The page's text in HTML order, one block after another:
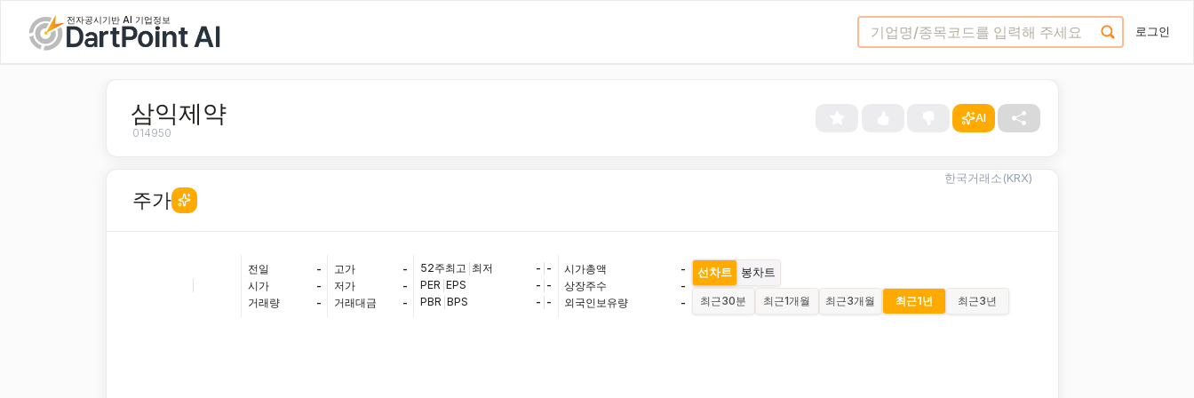
전자공시기반 AI 기업정보
로그인
삼익제약
014950
AI
주가
한국거래소(KRX)
전일
-
시가
-
거래량
-
고가
-
저가
-
거래대금
-
52주최고 최저 - -
PER EPS - -
PBR BPS - -
시가총액
-
상장주수
-
외국인보유량
-
선차트 봉차트
최근30분 최근1개월 최근3개월 최근1년 최근3년